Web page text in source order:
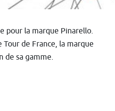
pour la marque Pinarello.
de France, la marque
de sa gamme.